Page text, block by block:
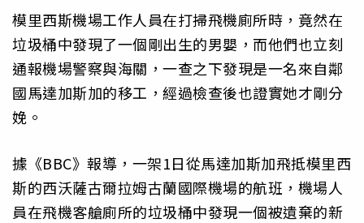
模里西斯機場工作人員在打掃飛機廁所時，竟然在
垃圾桶中發現了一個剛出生的男嬰，而他們也立刻
通報機場警察與海關，一查之下發現是一名來自鄰
國馬達加斯加的移工，經過檢查後也證實她才剛分
娩。
據《BBC》報導，一架1日從馬達加斯加飛抵模里西
斯的西沃薩古爾拉姆古蘭國際機場的航班，機場人
員在飛機客艙廁所的垃圾桶中發現一個被遺棄的新